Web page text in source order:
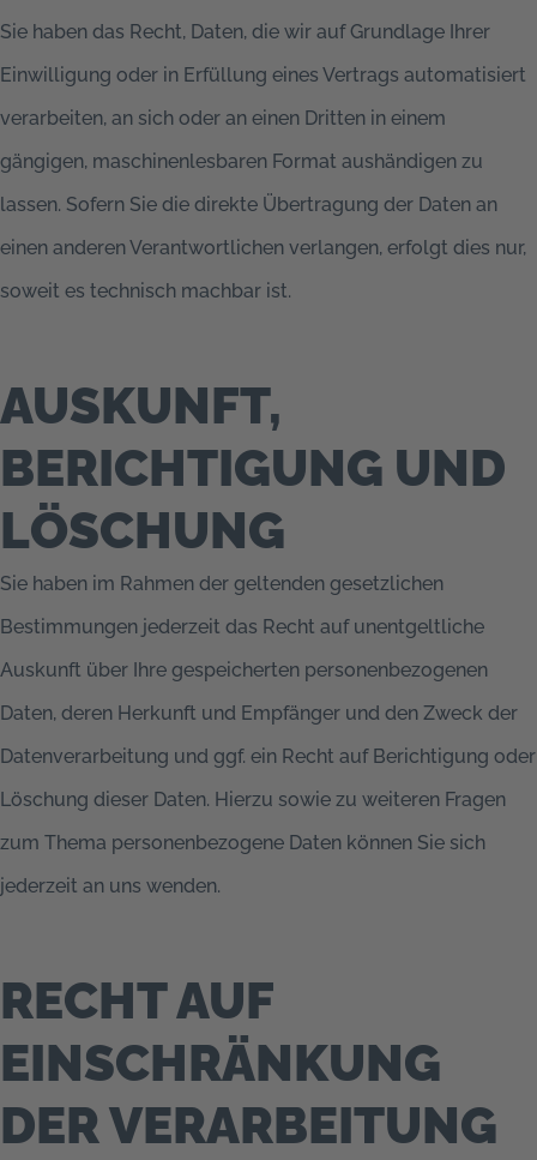
Sie haben das Recht, Daten, die wir auf Grundlage Ihrer
Einwilligung oder in Erfüllung eines Vertrags automatisiert
verarbeiten, an sich oder an einen Dritten in einem
gängigen, maschinenlesbaren Format aushändigen zu
lassen. Sofern Sie die direkte Übertragung der Daten an
einen anderen Verantwortlichen verlangen, erfolgt dies nur,
soweit es technisch machbar ist.
AUSKUNFT,
BERICHTIGUNG UND
LÖSCHUNG
Sie haben im Rahmen der geltenden gesetzlichen
Bestimmungen jederzeit das Recht auf unentgeltliche
Auskunft über Ihre gespeicherten personenbezogenen
Daten, deren Herkunft und Empfänger und den Zweck der
Datenverarbeitung und ggf. ein Recht auf Berichtigung oder
Löschung dieser Daten. Hierzu sowie zu weiteren Fragen
zum Thema personenbezogene Daten können Sie sich
jederzeit an uns wenden.
RECHT AUF
EINSCHRÄNKUNG
DER VERARBEITUNG